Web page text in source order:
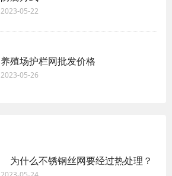
2023-05-22
养殖场护栏网批发价格
2023-05-26
为什么不锈钢丝网要经过热处理？